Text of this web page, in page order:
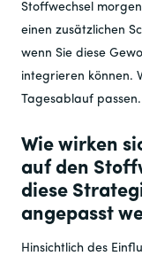
Stoffwechsel
einen zusätzlichen
wenn Sie diese
integrieren können.
Tagesablauf passen.
Wie wirken
auf den
diese
angepasst
Hinsichtlich des